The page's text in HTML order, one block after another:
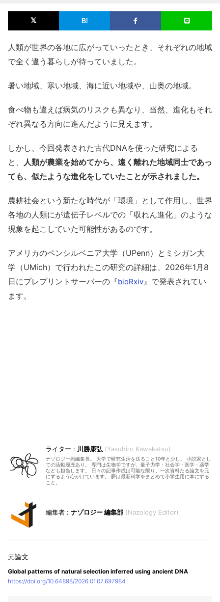
人類が世界の各地に広がっていったとき、それぞれの地域
で全く違う暮らしが待っていました。
暑い地域、寒い地域、海に近い地域や、山奥の地域。
食べ物も違えば病気のリスクも異なり、当然、進化もそれ
ぞれ異なる方向に進んだように見えます。
しかし、今回発表された古代DNAを使った研究による
と、 人類が農業を始めてから、遠く離れた地域同士であっ
ても、似たような進化をしていたことが示されました。
農耕社会という新たな時代が「環境」として作用し、世界
各地の人類にが遺伝子レベルでの「収れん進化」のような
現象を起こしていた可能性があるのです。
アメリカのペンシルベニア大学（UPenn）とミシガン大
学（UMich）で行われたこの研究の詳細は、2026年1月8
日にプレプリントサーバーの『bioRxiv』で発表されてい
ます。
川勝康弘 Yasuhiro Kawakatsu
ナゾロジー副編集長。 大学で研究生活を送ること10年と少し。 小説家とし
ての活動履歴あり。 専門は生物学ですが、量子力学・社会学・医学・薬学
なども担当します。 日々の記事作成は可能な限り、一次資料たる論文を元
にするよう心がけています。 夢は最新科学をまとめて小学生用に本にする
こと。
ナゾロジー 編集部 Nazology Editor
Global patterns of natural selection inferred using ancient DNA
https://doi.org/10.64898/2026.01.07.697984